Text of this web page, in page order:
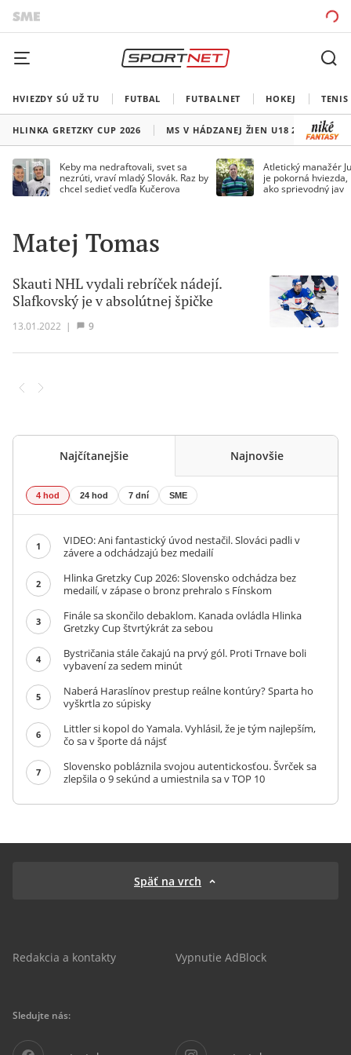
HVIEZDY SÚ UŽ TU FUTBAL FUTBALNET HOKEJ TENIS
HLINKA GRETZKY CUP 2026 MS V HÁDZANEJ ŽIEN U18 2026
Keby ma nedraftovali, svet sa
nezrúti, vraví mladý Slovák. Raz by
chcel sedieť vedľa Kučerova
Atletický manažér
je pokorná
ako sprievodný jav
Matej Tomas
Skauti NHL vydali rebríček nádejí.
Slafkovský je v absolútnej špičke
13.01.2022 | 9
Najčítanejšie Najnovšie
4 hod 24 hod 7 dní SME
1
VIDEO: Ani fantastický úvod nestačil. Slováci padli v
závere a odchádzajú bez medailí
2
Hlinka Gretzky Cup 2026: Slovensko odchádza bez
medailí, v zápase o bronz prehralo s Fínskom
3
Finále sa skončilo debaklom. Kanada ovládla Hlinka
Gretzky Cup štvrtýkrát za sebou
4
Bystričania stále čakajú na prvý gól. Proti Trnave boli
vybavení za sedem minút
5
Naberá Haraslínov prestup reálne kontúry? Sparta ho
vyškrtla zo súpisky
6
Littler si kopol do Yamala. Vyhlásil, že je tým najlepším,
čo sa v športe dá nájsť
7
Slovensko pobláznila svojou autentickosťou. Švrček sa
zlepšila o 9 sekúnd a umiestnila sa v TOP 10
Späť na vrch
Redakcia a kontakty Vypnutie AdBlock
Sledujte nás: